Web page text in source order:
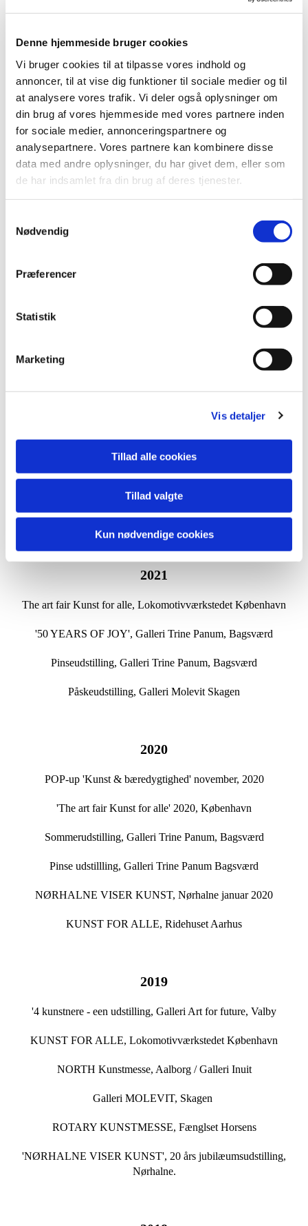
Denne hjemmeside bruger cookies
Vi bruger cookies til at tilpasse vores indhold og
annoncer, til at vise dig funktioner til sociale medier og til
at analysere vores trafik. Vi deler også oplysninger om
din brug af vores hjemmeside med vores partnere inden
for sociale medier, annonceringspartnere og
analysepartnere. Vores partnere kan kombinere disse
data med andre oplysninger, du har givet dem, eller som
de har indsamlet fra din brug af deres tjenester.
Nødvendig
Præferencer
Statistik
Marketing
Vis detaljer
Tillad alle cookies
Tillad valgte
Kun nødvendige cookies
'Skævt med et twist', fællesudstilling i Galleri TRINE PANUM,
Bagsværd; Trine Panum, Suse Hartung & Anja Moos Wagner,
Oktober.
'The art fair Kunst for alle', København
'Skævt med et twist', fællesudstilling i galleri Molevit Skagen;
Trine Panum, Suse Hartung & Anja Moos Wagner, Juli.
Særudstilling, Ingvard Christensen, Lyngby
Påskeudstilling Galleri Molevit, Skagen
Påskeudstilling, Galleri Molevit Skagen
The art fair Kunst for alle, Ridehuset Aarhus
​'There will be days like this', Galleri TRINE PANUM Bagsværd
2021
The art fair Kunst for alle, Lokomotivværkstedet København
'50 YEARS OF JOY', Galleri Trine Panum, Bagsværd
Pinseudstilling, Galleri Trine Panum, Bagsværd
Påskeudstilling, Galleri Molevit Skagen
2020
POP-up 'Kunst & bæredygtighed' november, 2020
'The art fair Kunst for alle' 2020, København
Sommerudstilling, Galleri Trine Panum, Bagsværd
Pinse udstillling, Galleri Trine Panum Bagsværd
NØRHALNE VISER KUNST, Nørhalne januar 2020
KUNST FOR ALLE, Ridehuset Aarhus
2019
'4 kunstnere - een udstilling, Galleri Art for future, Valby
KUNST FOR ALLE, Lokomotivværkstedet København
NORTH Kunstmesse, Aalborg / Galleri Inuit
Galleri MOLEVIT, Skagen
ROTARY KUNSTMESSE, Fænglset Horsens
'NØRHALNE VISER KUNST', 20 års jubilæumsudstilling,
Nørhalne.